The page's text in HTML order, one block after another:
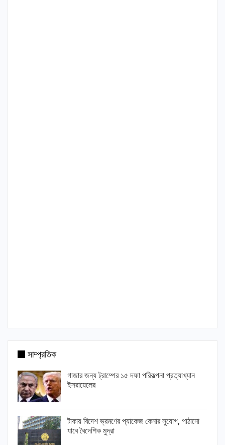
সাম্প্রতিক
গাজার জন্য ট্রাম্পের ১৫ দফা পরিকল্পনা প্রত্যাখ্যান
ইসরায়েলের
টাকায় বিদেশ ভ্রমণের প্যাকেজ কেনার সুযোগ, পাঠানো
যাবে বৈদেশিক মুদ্রা